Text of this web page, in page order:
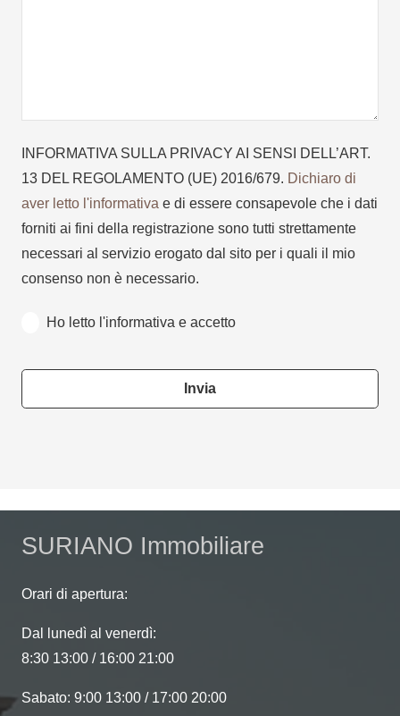
INFORMATIVA SULLA PRIVACY AI SENSI DELL’ART.
13 DEL REGOLAMENTO (UE) 2016/679. Dichiaro di
aver letto l'informativa e di essere consapevole che i dati
forniti ai fini della registrazione sono tutti strettamente
necessari al servizio erogato dal sito per i quali il mio
consenso non è necessario.
Ho letto l'informativa e accetto
Invia
be
left
blank
SURIANO Immobiliare
Orari di apertura:
Dal lunedì al venerdì:
8:30 13:00 / 16:00 21:00
Sabato: 9:00 13:00 / 17:00 20:00